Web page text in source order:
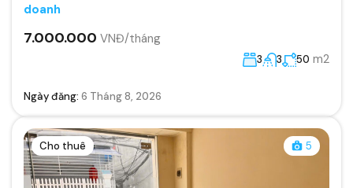
doanh
7.000.000 VNĐ/tháng
3 3 50 m2
Ngày đăng: 6 Tháng 8, 2026
Cho thuê 5